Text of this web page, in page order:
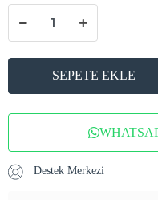
SEPETE EKLE
Destek Merkezi